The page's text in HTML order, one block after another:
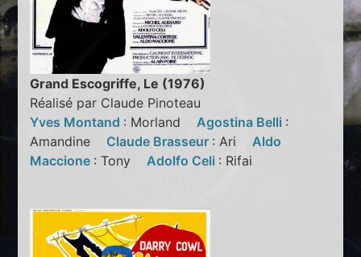
Grand Escogriffe, Le (1976)
Réalisé par Claude Pinoteau
Yves Montand : MorlandAgostina Belli :
Amandine Claude Brasseur : AriAldo
Maccione : TonyAdolfo Celi : Rifai